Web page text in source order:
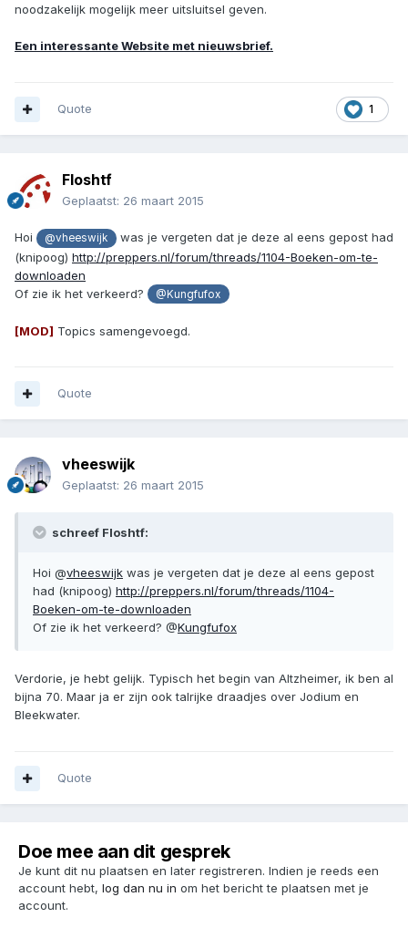
noodzakelijk mogelijk meer uitsluitsel geven.
Een interessante Website met nieuwsbrief.
1
Quote
Floshtf
Geplaatst: 26 maart 2015
Hoi @vheeswijk
was je vergeten dat je deze al eens gepost had
(knipoog) http://preppers.nl/forum/threads/1104-Boeken-om-te-
downloaden
Of zie ik het verkeerd?
@Kungfufox
[MOD] Topics samengevoegd.
Quote
vheeswijk
Geplaatst: 26 maart 2015
schreef Floshtf:
Hoi @vheeswijk was je vergeten dat je deze al eens gepost
had (knipoog) http://preppers.nl/forum/threads/1104-
Boeken-om-te-downloaden
Of zie ik het verkeerd? @Kungfufox
Verdorie, je hebt gelijk. Typisch het begin van Altzheimer, ik ben al
bijna 70. Maar ja er zijn ook talrijke draadjes over Jodium en
Bleekwater.
Quote
Doe mee aan dit gesprek
Je kunt dit nu plaatsen en later registreren. Indien je reeds een
account hebt, log dan nu in om het bericht te plaatsen met je
account.